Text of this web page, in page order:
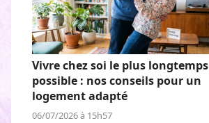
Vivre chez soi le plus longtemps
possible : nos conseils pour un
logement adapté
06/07/2026 à 15h57